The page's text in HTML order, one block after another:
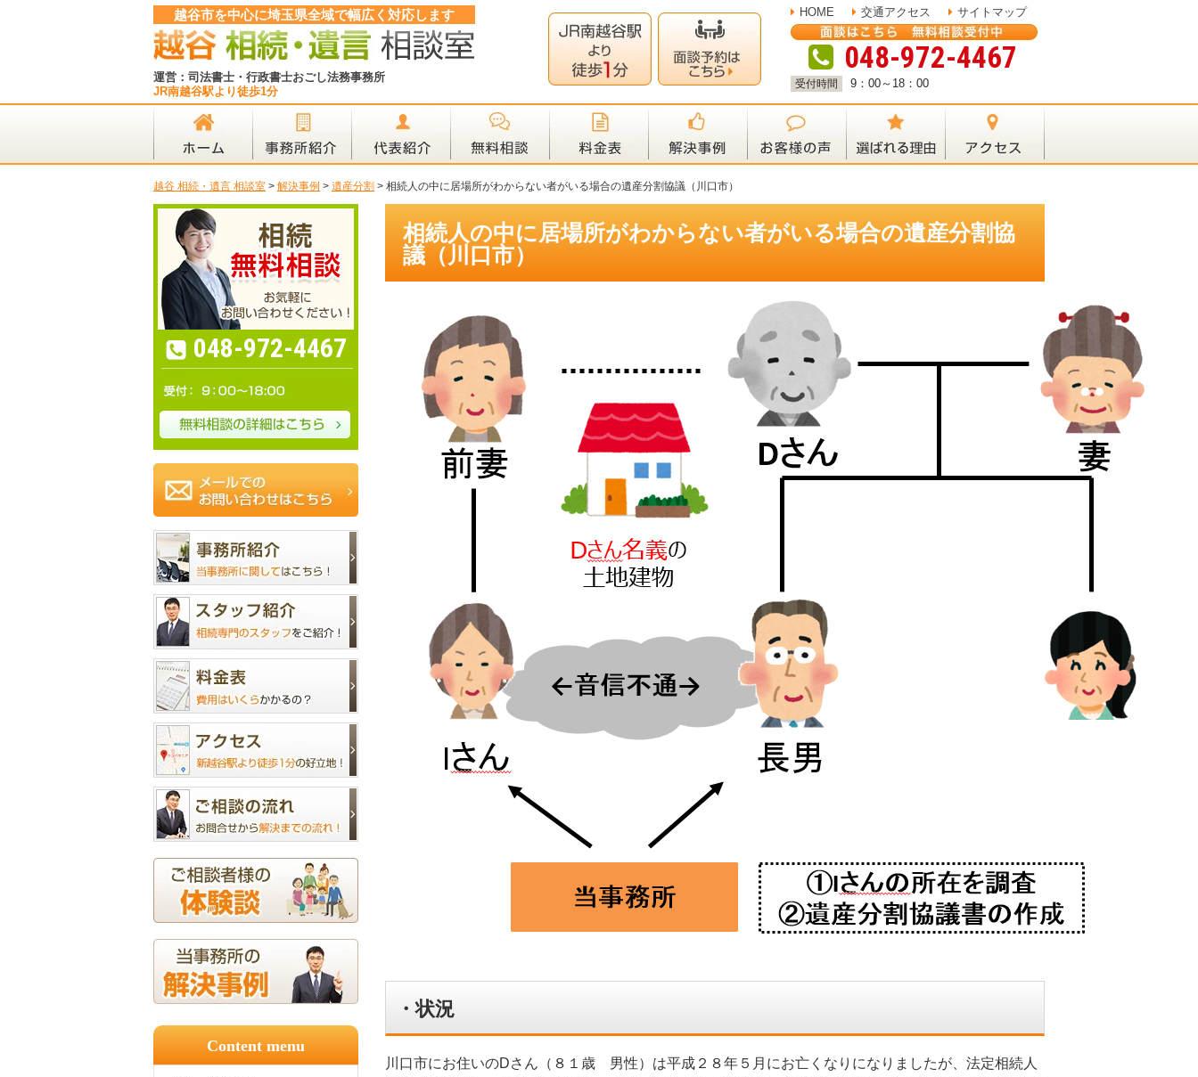
越谷市を中心に埼玉県全域で幅広く対応します
運営：司法書士・行政書士おごし法務事務所
JR南越谷駅より徒歩1分
HOME 交通アクセス サイトマップ
048-972-4467
受付時間 9：00～18：00
越谷 相続・遺言 相談室 > 解決事例 > 遺産分割 > 相続人の中に居場所がわからない者がいる場合の遺産分割協議（川口市）
相続人の中に居場所がわからない者がいる場合の遺産分割協
議（川口市）
・状況
川口市にお住いのDさん（８１歳 男性）は平成２８年５月にお亡くなりになりましたが、法定相続人
048-972-4467
Content menu